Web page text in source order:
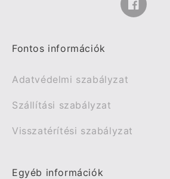
Facebook
Fontos információk
Adatvédelmi szabályzat
Szállítási szabályzat
Visszatérítési szabályzat
Egyéb információk